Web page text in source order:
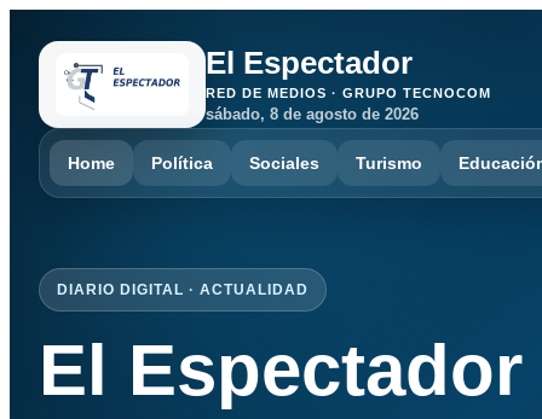
El Espectador
RED DE MEDIOS · GRUPO TECNOCOM
sábado, 8 de agosto de 2026
Home Política Sociales Turismo
DIARIO DIGITAL · ACTUALIDAD
El Espectador